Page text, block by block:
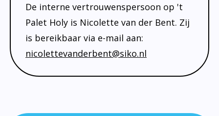
De interne vertrouwenspersoon op 't
Palet Holy is Nicolette van der Bent. Zij
is bereikbaar via e-mail aan:
nicolettevanderbent@siko.nl